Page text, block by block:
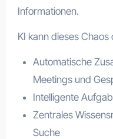
Informationen.
KI kann dieses Chaos
Automatische
Meetings und
Intelligente
Zentrales
Suche